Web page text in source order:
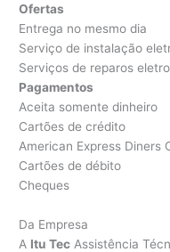
Ofertas
Entrega no mesmo dia
Serviço de instalação
Serviços de reparos
Pagamentos
Aceita somente dinheiro
Cartões de crédito
American Express Diners
Cartões de débito
Cheques
Da Empresa
A Itu Tec Assistência